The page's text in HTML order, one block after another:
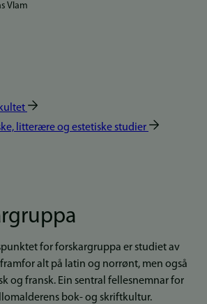
Vlam
litterære og estetiske studier
for forskargruppa er studiet av
alt på latin og norrønt, men også
og fransk. Ein sentral fellesnemnar for
bok- og skriftkultur.